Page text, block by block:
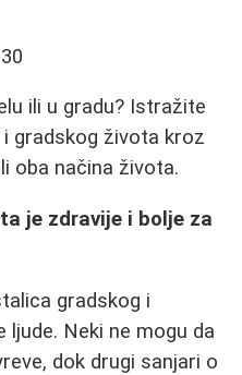
ili u gradu? Istražite
gradskog života kroz
oba načina života.
je zdravije i bolje za
gradskog i
Neki ne mogu da
dok drugi sanjari o